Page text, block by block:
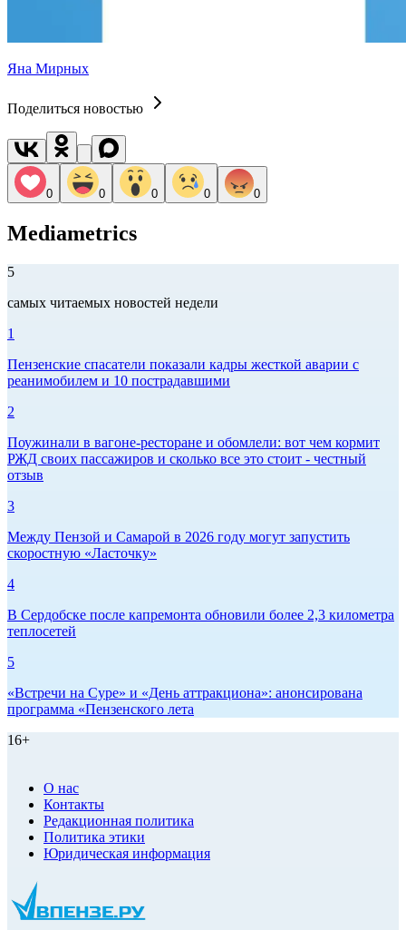
Яна Мирных
Поделиться новостью
0 0 0 0 0
Mediametrics
5
самых читаемых новостей недели
1
Пензенские спасатели показали кадры жесткой аварии с
реанимобилем и 10 пострадавшими
2
Поужинали в вагоне-ресторане и обомлели: вот чем кормит
РЖД своих пассажиров и сколько все это стоит - честный
отзыв
3
Между Пензой и Самарой в 2026 году могут запустить
скоростную «Ласточку»
4
В Сердобске после капремонта обновили более 2,3 километра
теплосетей
5
«Встречи на Суре» и «День аттракциона»: анонсирована
программа «Пензенского лета
16+
О нас
Контакты
Редакционная политика
Политика этики
Юридическая информация